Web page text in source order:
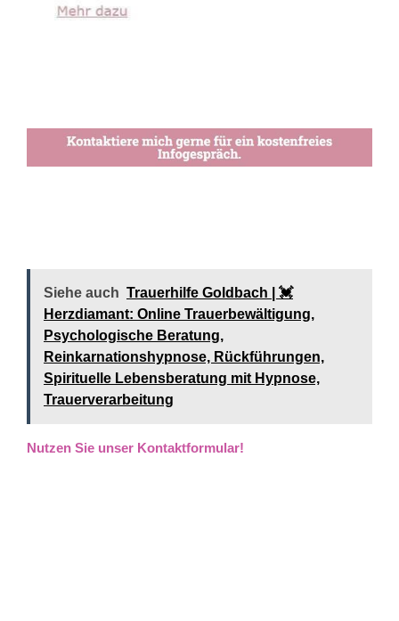
Siehe auch Trauerhilfe Goldbach | 💓️️
Herzdiamant: Online Trauerbewältigung,
Psychologische Beratung,
Reinkarnationshypnose, Rückführungen,
Spirituelle Lebensberatung mit Hypnose,
Trauerverarbeitung
Nutzen Sie unser Kontaktformular!